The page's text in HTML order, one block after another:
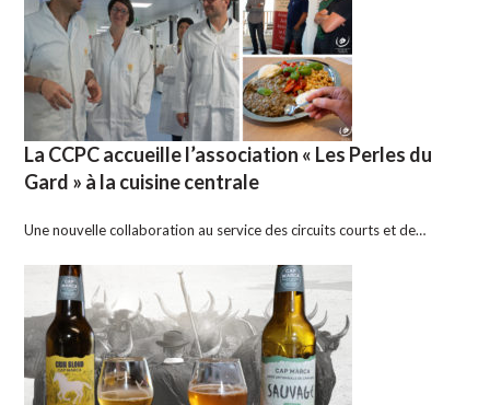
La CCPC accueille l’association « Les Perles du
Gard » à la cuisine centrale
Une nouvelle collaboration au service des circuits courts et de…